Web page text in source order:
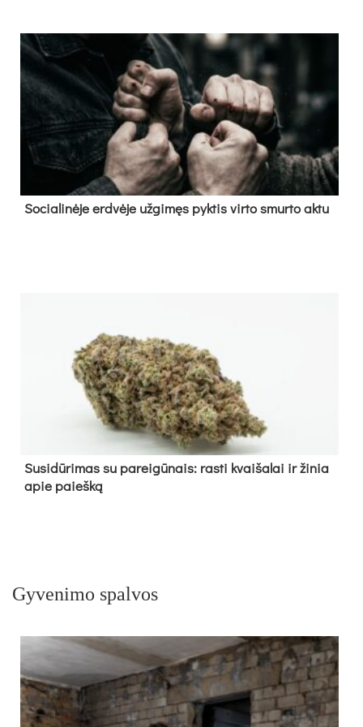
So­cia­li­nė­je erd­vė­je už­gi­męs pyk­tis vir­to smur­to ak­tu
Su­si­dū­ri­mas su pa­rei­gū­nais: ras­ti kvai­ša­lai ir ži­nia
apie paieš­ką
Gyvenimo spalvos